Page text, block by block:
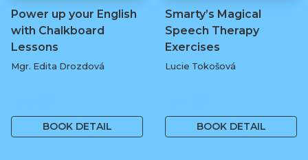
Power up your English
with Chalkboard
Lessons
Mgr. Edita Drozdová
BOOK DETAIL
Smarty’s Magical
Speech Therapy
Exercises
Lucie Tokošová
BOOK DETAIL